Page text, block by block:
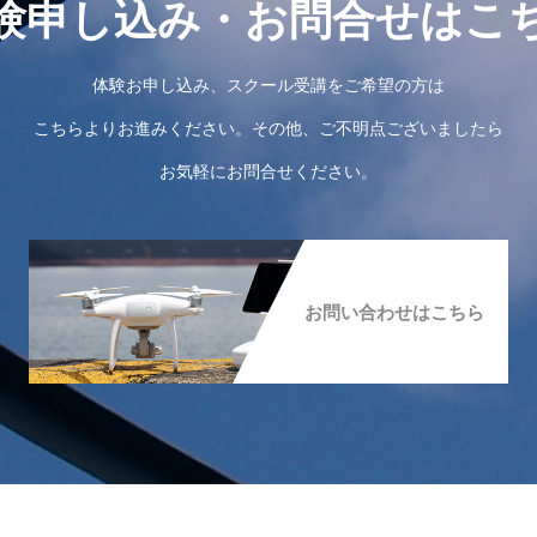
申し込み・お問合せはこ
体験お申し込み、スクール受講をご希望の方は
こちらよりお進みください。その他、ご不明点ございましたら
お気軽にお問合せください。
お問い合わせはこちら